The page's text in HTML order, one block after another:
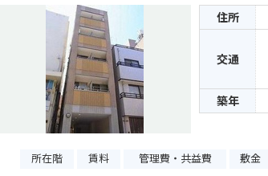
住所
交通
築年
所在階 賃料 管理費・共益費 敷金